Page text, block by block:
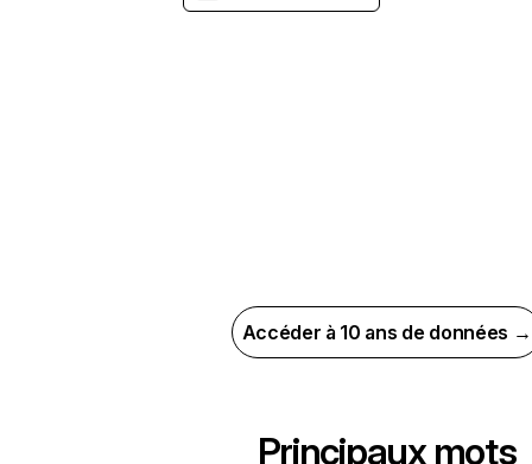
Accéder à 10 ans de données →
Principaux mots